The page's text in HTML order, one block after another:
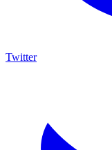
Twitter